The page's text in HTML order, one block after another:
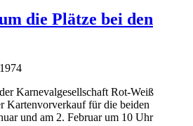
die Plätze bei den
Karnevalgesellschaft Rot-Weiß
Kartenvorverkauf für die beiden
und am 2. Februar um 10 Uhr